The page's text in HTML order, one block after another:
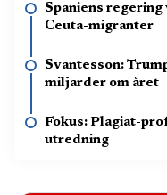
Spaniens
Ceuta-migranter
Svantesson:
miljarder om året
Fokus: Plagiat-
utredning